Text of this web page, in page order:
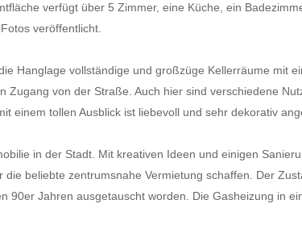
verfügt über 5 Zimmer, eine Küche, ein
veröffentlicht.
Hanglage vollständige und großzüge Kellerräume mit
Zugang von der Straße. Auch hier sind verschiedene
einem tollen Ausblick ist liebevoll und sehr dekorativ
in der Stadt. Mit kreativen Ideen und einigen
beliebte zentrumsnahe Vermietung schaffen. Der
90er Jahren ausgetauscht worden. Die Gasheizung in